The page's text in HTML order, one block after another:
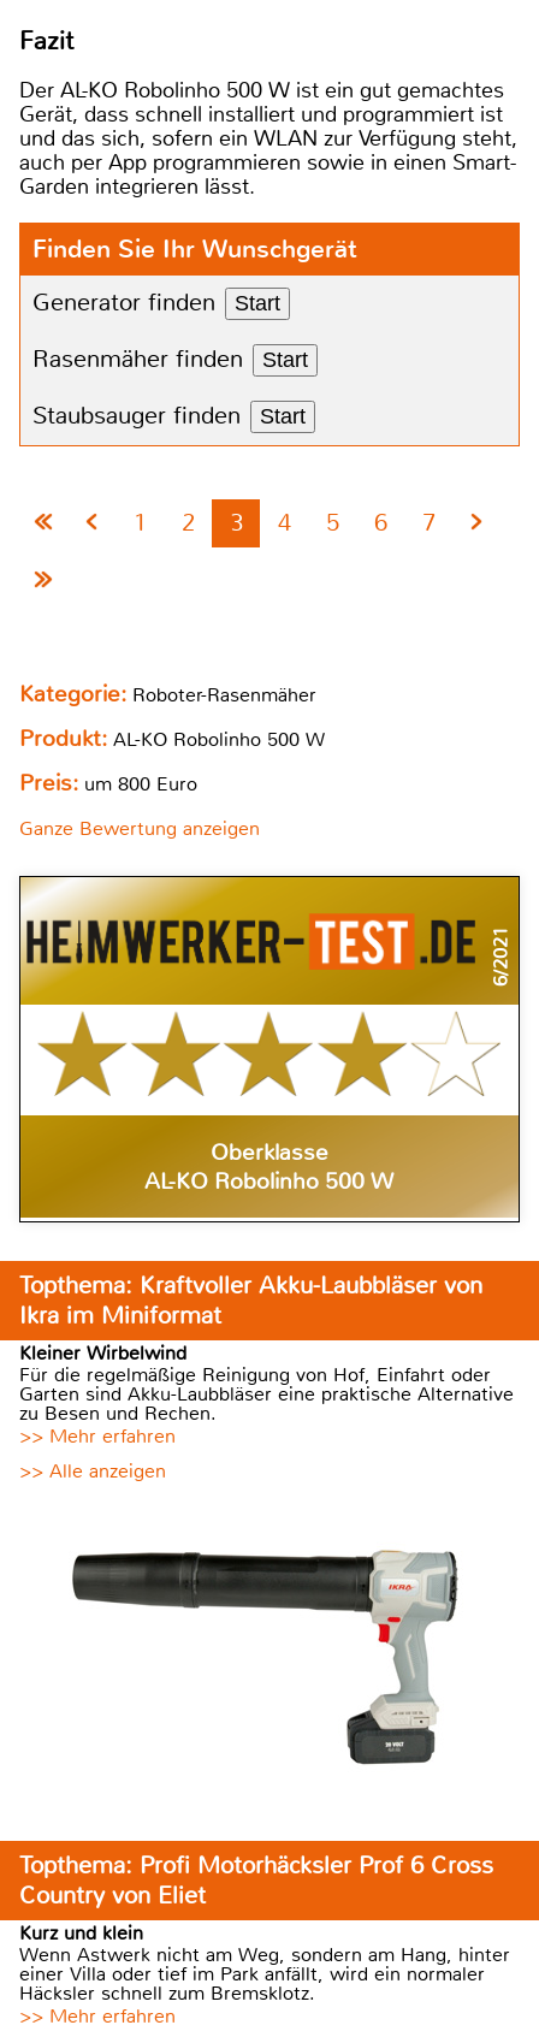
Fazit
Der AL-KO Robolinho 500 W ist ein gut gemachtes
Gerät, dass schnell installiert und programmiert ist
und das sich, sofern ein WLAN zur Verfügung steht,
auch per App programmieren sowie in einen Smart-
Garden integrieren lässt.
Finden Sie Ihr Wunschgerät
Generator finden Start
Rasenmäher finden Start
Staubsauger finden Start
1 2 3 4 5 6 7
Kategorie: Roboter-Rasenmäher
Produkt: AL-KO Robolinho 500 W
Preis: um 800 Euro
Ganze Bewertung anzeigen
6/2021
Oberklasse
AL-KO Robolinho 500 W
Topthema: Kraftvoller Akku-Laubbläser von
Ikra im Miniformat
Kleiner Wirbelwind
Für die regelmäßige Reinigung von Hof, Einfahrt oder
Garten sind Akku-Laubbläser eine praktische Alternative
zu Besen und Rechen.
>> Mehr erfahren
>> Alle anzeigen
Topthema: Profi Motorhäcksler Prof 6 Cross
Country von Eliet
Kurz und klein
Wenn Astwerk nicht am Weg, sondern am Hang, hinter
einer Villa oder tief im Park anfällt, wird ein normaler
Häcksler schnell zum Bremsklotz.
>> Mehr erfahren